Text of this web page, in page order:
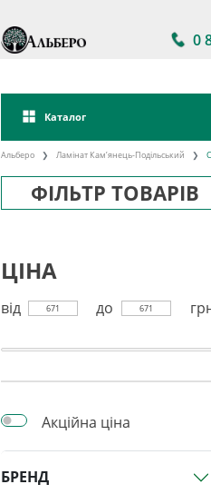
0
Каталог
Альберо Ламінат Кам’янець-Подільський
ФІЛЬТР ТОВАРІВ
ЦІНА
від 671 до 671
Акційна ціна
БРЕНД